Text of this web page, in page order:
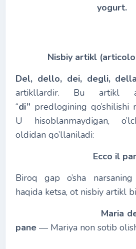
yogurt.
Nisbiy artikl
Del, dello, dei, degli,
artikllardir. Bu artikl
“di” predlogining qo’shilishi
U hisoblanmaydigan,
oldidan qo’llaniladi:
Ecco il
Biroq gap o’sha
haqida ketsa, ot nisbiy artikl
Maria deve
pane ― Mariya non sotib